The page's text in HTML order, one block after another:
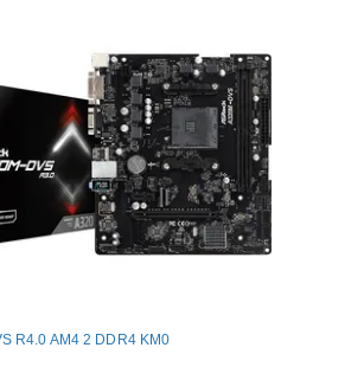
R4.0 AM4 2 DDR4 KM0